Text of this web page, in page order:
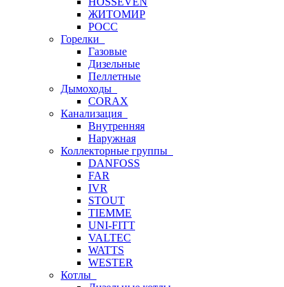
ЖИТОМИР
РОСС
Горелки
Газовые
Дизельные
Пеллетные
Дымоходы
CORAX
Канализация
Внутренняя
Наружная
Коллекторные группы
DANFOSS
FAR
IVR
STOUT
TIEMME
UNI-FITT
VALTEC
WATTS
WESTER
Котлы